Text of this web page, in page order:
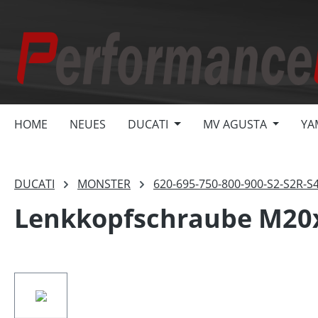
HOME NEUES DUCATI MV AGUSTA
DUCATI MONSTER 620-695-750-800-900-S2-S2R-
Lenkkopfschraube